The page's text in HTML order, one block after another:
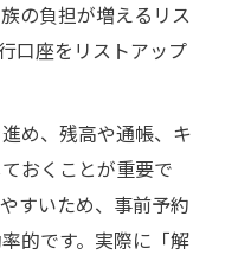
の負担が増えるリス
口座をリストアップ
め、残高や通帳、キ
おくことが重要で
すいため、事前予約
的です。実際に「解